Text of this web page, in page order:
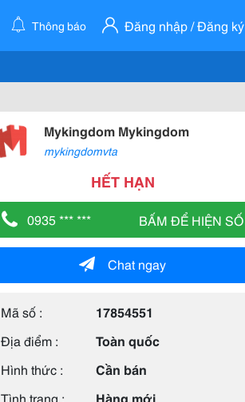
Thông báo Đăng nhập / Đăng ký
Mykingdom Mykingdom
mykingdomvta
HẾT HẠN
0935 *** *** BẤM ĐỂ HIỆN SỐ
Chat ngay
Mã số :
17854551
Địa điểm :
Toàn quốc
Hình thức :
Cần bán
Tình trạng :
Hàng mới